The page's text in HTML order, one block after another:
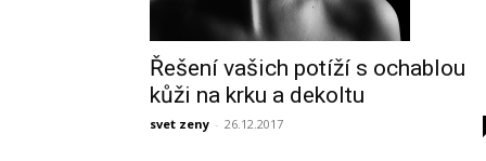
Řešení vašich potíží s ochablou
kůži na krku a dekoltu
svet zeny - 26.12.2017